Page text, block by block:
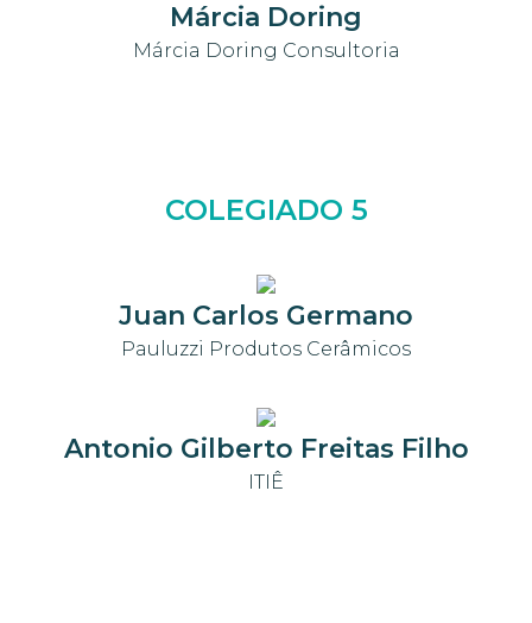
Márcia Doring
Márcia Doring Consultoria
COLEGIADO 5
Juan Carlos Germano
Pauluzzi Produtos Cerâmicos
Antonio Gilberto Freitas Filho
ITIÊ